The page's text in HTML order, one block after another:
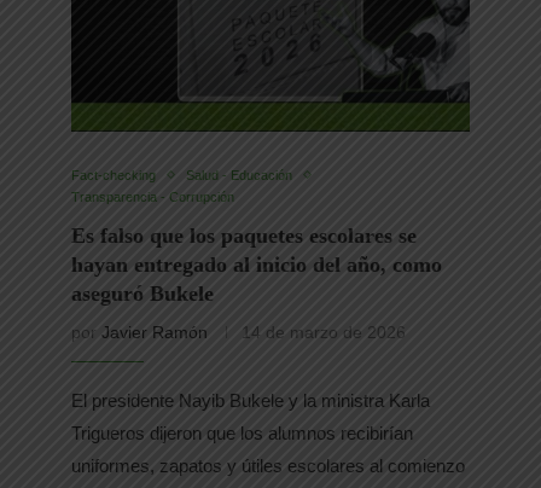
Fact-checking
Salud - Educación
Transparencia - Corrupción
Es falso que los paquetes escolares se
hayan entregado al inicio del año, como
aseguró Bukele
por Javier Ramón 14 de marzo de 2026
El presidente Nayib Bukele y la ministra Karla
Trigueros dijeron que los alumnos recibirían
uniformes, zapatos y útiles escolares al comienzo